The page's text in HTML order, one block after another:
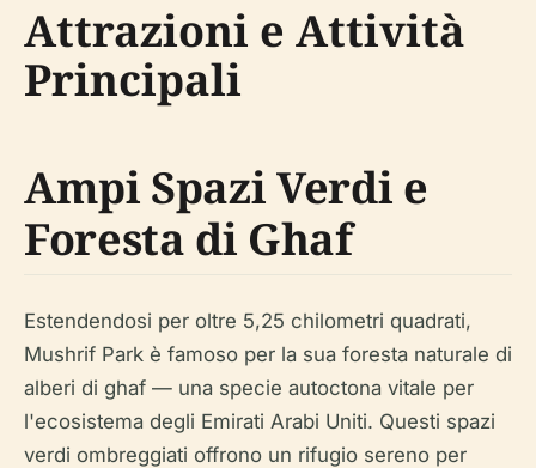
Attrazioni e Attività
Principali
Ampi Spazi Verdi e
Foresta di Ghaf
Estendendosi per oltre 5,25 chilometri quadrati,
Mushrif Park è famoso per la sua foresta naturale di
alberi di ghaf — una specie autoctona vitale per
l'ecosistema degli Emirati Arabi Uniti. Questi spazi
verdi ombreggiati offrono un rifugio sereno per